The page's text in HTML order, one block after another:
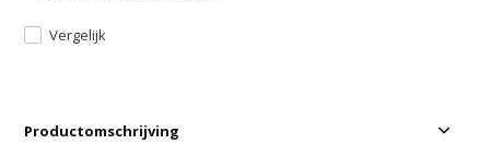
Vergelijk
Productomschrijving